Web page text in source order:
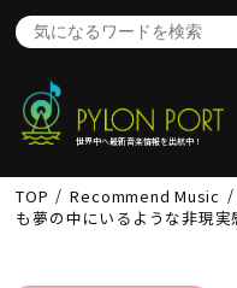
世界中へ最新音楽情報を出航中！
TOP Recommend Music
も夢の中にいるような非現